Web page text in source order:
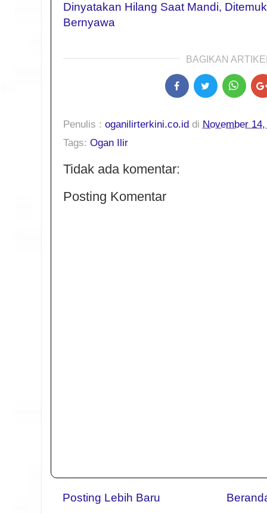
Dinyatakan Hilang Saat Mandi,
Bernyawa
BAGIKAN
Penulis : oganilirterkini.co.id di November
Tags: Ogan Ilir
Tidak ada komentar:
Posting Komentar
Posting Lebih Baru